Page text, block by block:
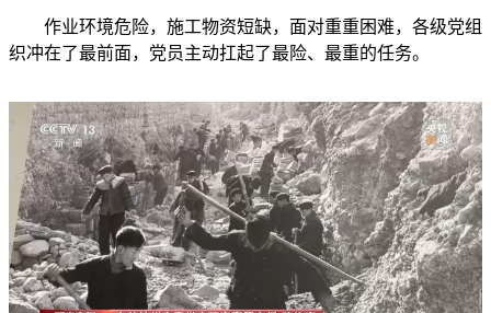
作业环境危险，施工物资短缺，面对重重困难，各级党组
织冲在了最前面，党员主动扛起了最险、最重的任务。